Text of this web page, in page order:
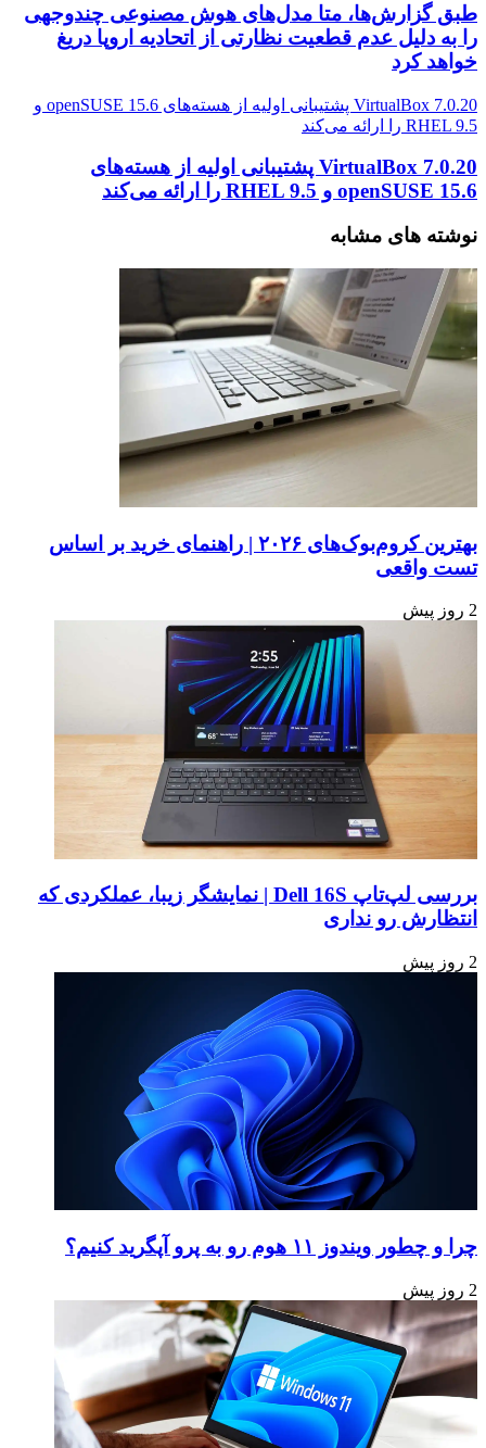
طبق گزارش‌ها، متا مدل‌های هوش مصنوعی چندوجهی
را به دلیل عدم قطعیت نظارتی از اتحادیه اروپا دریغ
خواهد کرد
VirtualBox 7.0.20 پشتیبانی اولیه از هسته‌های openSUSE 15.6 و
RHEL 9.5 را ارائه می‌کند
VirtualBox 7.0.20 پشتیبانی اولیه از هسته‌های
openSUSE 15.6 و RHEL 9.5 را ارائه می‌کند
نوشته های مشابه
بهترین کروم‌بوک‌های ۲۰۲۶ | راهنمای خرید بر اساس
تست واقعی
2 روز پیش
بررسی لپ‌تاپ Dell 16S | نمایشگر زیبا، عملکردی که
انتظارش رو نداری
2 روز پیش
چرا و چطور ویندوز ۱۱ هوم رو به پرو آپگرید کنیم؟
2 روز پیش